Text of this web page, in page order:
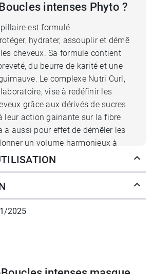
intenses Phyto ?
est formulé
hydrater, assouplir et démê
cheveux. Sa formule contient
du beurre de karité et une
Le complexe Nutri Curl,
vise à redéfinir les
grâce aux dérivés de sucres
leur action gainante sur la fibre
a aussi pour effet de démêler les
un volume harmonieux à
frisée ou
sublimatrices du
2025